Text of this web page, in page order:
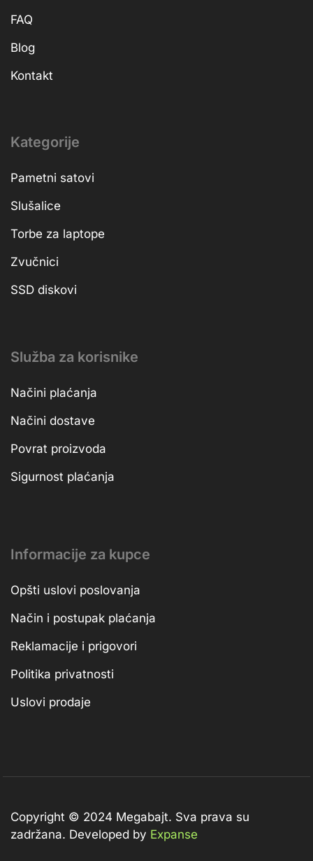
FAQ
Blog
Kontakt
Kategorije
Pametni satovi
Slušalice
Torbe za laptope
Zvučnici
SSD diskovi
Služba za korisnike
Načini plaćanja
Načini dostave
Povrat proizvoda
Sigurnost plaćanja
Informacije za kupce
Opšti uslovi poslovanja
Način i postupak plaćanja
Reklamacije i prigovori
Politika privatnosti
Uslovi prodaje
Copyright © 2024 Megabajt. Sva prava su
zadržana. Developed by Expanse